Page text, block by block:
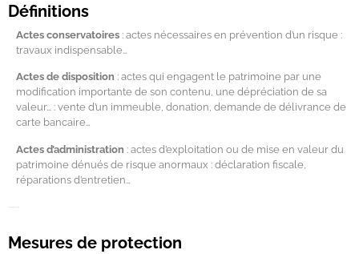
Définitions
Actes conservatoires : actes nécessaires en prévention d’un risque :
travaux indispensable…
Actes de disposition : actes qui engagent le patrimoine par une
modification importante de son contenu, une dépréciation de sa
valeur… : vente d’un immeuble, donation, demande de délivrance de
carte bancaire…
Actes d’administration : actes d’exploitation ou de mise en valeur du
patrimoine dénués de risque anormaux : déclaration fiscale,
réparations d’entretien…
Mesures de protection